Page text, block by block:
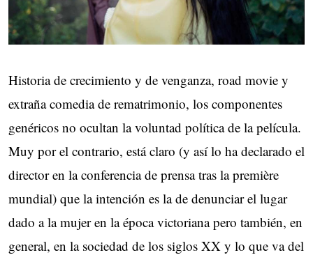
Historia de crecimiento y de venganza, road movie y
extraña comedia de rematrimonio, los componentes
genéricos no ocultan la voluntad política de la película.
Muy por el contrario, está claro (y así lo ha declarado el
director en la conferencia de prensa tras la première
mundial) que la intención es la de denunciar el lugar
dado a la mujer en la época victoriana pero también, en
general, en la sociedad de los siglos XX y lo que va del